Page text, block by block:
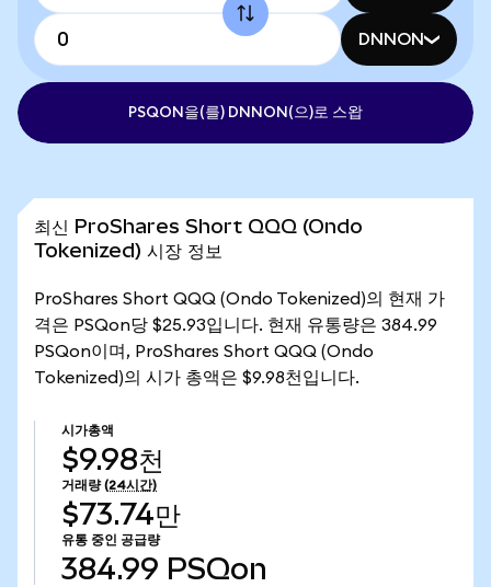
DNNON
PSQON을(를) DNNON(으)로 스왑
최신 ProShares Short QQQ (Ondo
Tokenized) 시장 정보
ProShares Short QQQ (Ondo Tokenized)의 현재 가
격은 PSQon당 $25.93입니다. 현재 유통량은 384.99
PSQon이며, ProShares Short QQQ (Ondo
Tokenized)의 시가 총액은 $9.98천입니다.
시가총액
$9.98천
거래량 (24시간)
$73.74만
유통 중인 공급량
384.99 PSQon